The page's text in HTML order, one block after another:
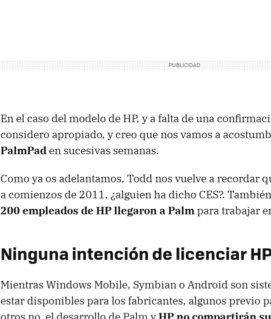
En el caso del modelo de HP, y a falta de una
considero apropiado, y creo que nos vamos a
PalmPad en sucesivas semanas.
Como ya os adelantamos, Todd nos vuelve a recordar
a comienzos de 2011, ¿alguien ha dicho CES?.
200 empleados de HP llegaron a Palmpara trabajar
Ninguna intención de licenciar
Mientras Windows Mobile, Symbian o Android son
estar disponibles para los fabricantes, algunos previo